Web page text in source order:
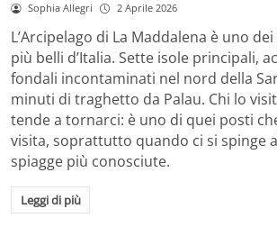
Sophia Allegri 2 Aprile 2026
L’Arcipelago di La Maddalena è uno
più belli d’Italia. Sette isole principali,
fondali incontaminati nel nord della
minuti di traghetto da Palau. Chi lo
tende a tornarci: è uno di quei posti
visita, soprattutto quando ci si spinge
spiagge più conosciute.
Leggi di più